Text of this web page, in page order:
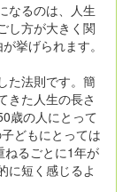
なるのは、人生
し方が大きく関
挙げられます。
た法則です。簡
きた人生の長さ
歳の人にとって
どもにとっては
ねるごとに1年が
に短く感じるよ